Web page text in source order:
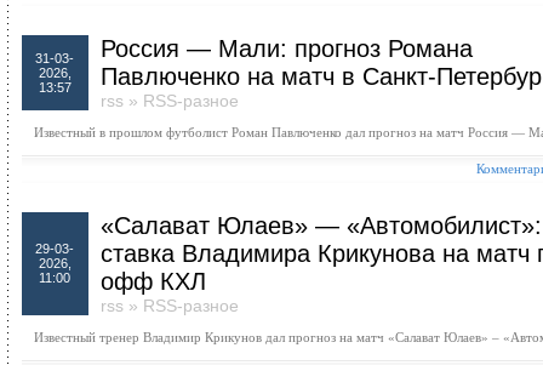
31-03-
2026,
13:57
Россия — Мали: прогноз Романа
Павлюченко на матч в Санкт-
rss » RSS-разное
Известный в прошлом футболист Роман Павлюченко дал прогноз на матч Россия —
29-03-
2026,
11:00
«Салават Юлаев» — «Автомобилист»:
ставка Владимира Крикунова на матч
офф КХЛ
rss » RSS-разное
Известный тренер Владимир Крикунов дал прогноз на матч «Салават Юлаев» –